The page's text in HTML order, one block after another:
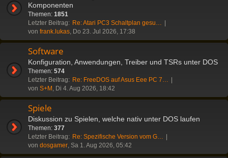
Komponenten
Themen: 1851
Letzter Beitrag: Re: Atari PC3 Schaltplan gesu…
von frank.lukas, Do 23. Jul 2026, 17:38
Software
Konfiguration, Anwendungen, Treiber und TSRs unter DOS
Themen: 574
Letzter Beitrag: Re: FreeDOS auf Asus Eee PC 7…
von S+M , Di 4. Aug 2026, 18:42
Spiele
Diskussion zu Spielen, welche nativ unter DOS laufen
Themen: 377
Letzter Beitrag: Re: Spezifische Version vom G…
von dosgamer, Sa 1. Aug 2026, 05:42